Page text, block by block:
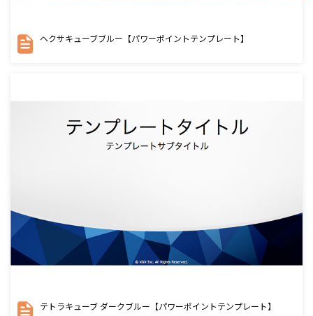
ヘクサキューブブルー【パワーポイントテンプレート】
テトラキューブ ダークブルー【パワーポイントテンプレート】